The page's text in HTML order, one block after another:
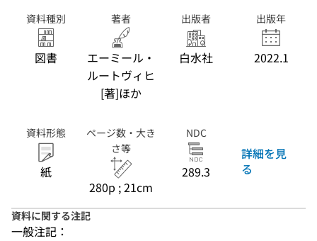
資料種別
図書
著者
エーミール・
ルートヴィヒ
[著]ほか
出版者
白水社
出版年
2022.1
資料形態
紙
ページ数・大き
さ等
280p ; 21cm
NDC
289.3
詳細を見
る
資料に関する注記
一般注記：